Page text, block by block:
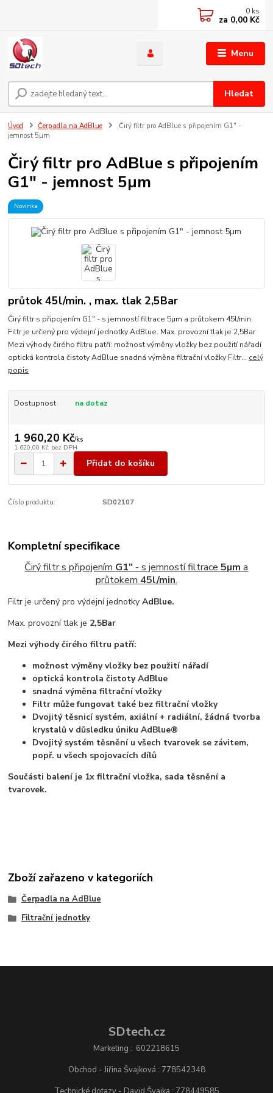
Menu
Hledat
0 ks
za 0,00 Kč
Úvod Čerpadla na AdBlue
Čirý filtr pro AdBlue s připojením G1" -
jemnost 5µm
Čirý filtr pro AdBlue s připojením
G1" - jemnost 5µm
Novinka
průtok 45l/min. , max. tlak 2,5Bar
Čirý filtr s připojením G1" - s jemností filtrace 5µm a průtokem 45l/min.
Filtr je určený pro výdejní jednotky AdBlue. Max. provozní tlak je 2,5Bar
Mezi výhody čirého filtru patří: možnost výměny vložky bez použití nářadí
optická kontrola čistoty AdBlue snadná výměna filtrační vložky Filtr... celý
popis
Dostupnost na dotaz
1 960,20 Kč/ks
1 620,00 Kč bez DPH
Přidat do košíku
Číslo produktu: SD02107
Kompletní specifikace
Čirý filtr s připojením G1" - s jemností filtrace 5µm a
průtokem 45l/min.
Filtr je určený pro výdejní jednotkyAdBlue.
Max. provozní tlak je 2,5Bar
Mezi výhody čirého filtru patří:
možnost výměny vložky bez použití nářadí
optická kontrola čistoty AdBlue
snadná výměna filtrační vložky
Filtr může fungovat také bez filtrační vložky
Dvojitý těsnicí systém, axiální + radiální, žádná tvorba
krystalů v důsledku úniku AdBlue®
Dvojitý systém těsnění u všech tvarovek se závitem,
popř. u všech spojovacích dílů
Součásti balení je 1x filtrační vložka, sada těsnění a
tvarovek.
Zboží zařazeno v kategoriích
Čerpadla na AdBlue
Filtrační jednotky
SDtech.cz
Marketing : 602218615
Obchod - Jiřina Švajková : 778542348